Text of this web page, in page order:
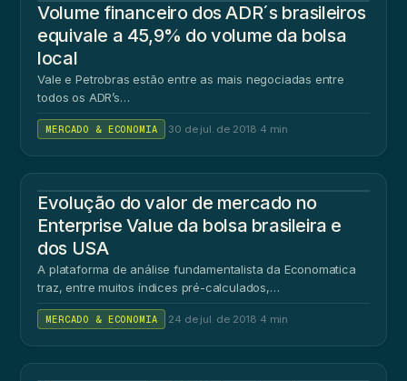
Volume financeiro dos ADR´s brasileiros
equivale a 45,9% do volume da bolsa
local
Vale e Petrobras estão entre as mais negociadas entre
todos os ADR’s…
MERCADO & ECONOMIA 30 de jul. de 2018 4 min
Evolução do valor de mercado no
Enterprise Value da bolsa brasileira e
dos USA
A plataforma de análise fundamentalista da Economatica
traz, entre muitos índices pré-calculados,…
MERCADO & ECONOMIA 24 de jul. de 2018 4 min